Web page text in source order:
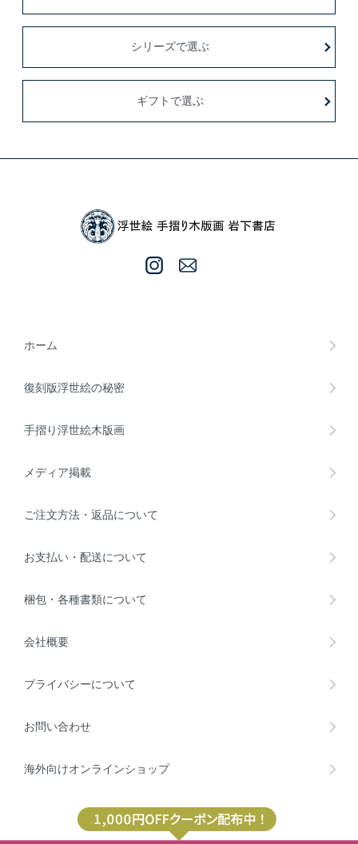
シリーズで選ぶ
ギフトで選ぶ
ホーム
復刻版浮世絵の秘密
手摺り浮世絵木版画
メディア掲載
ご注文方法・返品について
お支払い・配送について
梱包・各種書類について
会社概要
プライバシーについて
お問い合わせ
海外向けオンラインショップ